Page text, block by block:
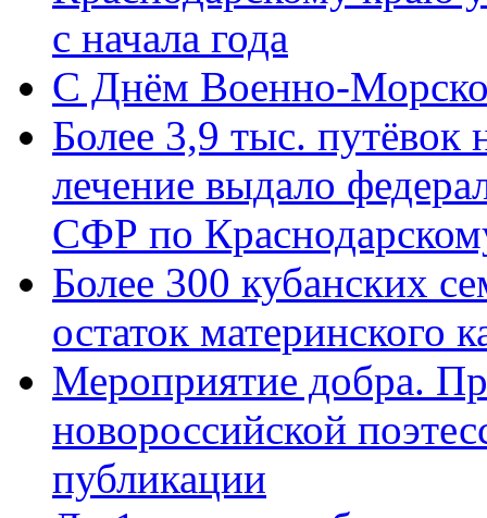
с начала года
C Днём Военно-
Более 3,9 тыс. путёвок
лечение выдало
СФР по
Более 300 кубанских
остаток материнского
Мероприятие добра.
новороссийской
публикации